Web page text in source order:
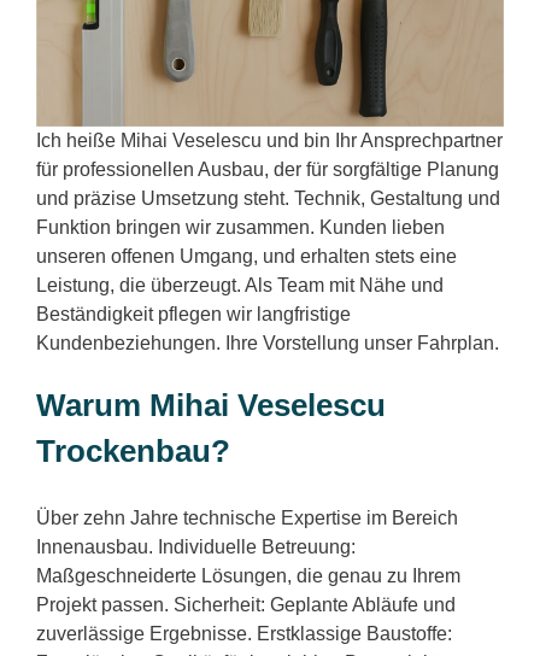
Ich heiße Mihai Veselescu und bin Ihr Ansprechpartner
für professionellen Ausbau, der für sorgfältige Planung
und präzise Umsetzung steht. Technik, Gestaltung und
Funktion bringen wir zusammen. Kunden lieben
unseren offenen Umgang, und erhalten stets eine
Leistung, die überzeugt. Als Team mit Nähe und
Beständigkeit pflegen wir langfristige
Kundenbeziehungen. Ihre Vorstellung unser Fahrplan.
Warum Mihai Veselescu
Trockenbau?
Über zehn Jahre technische Expertise im Bereich
Innenausbau. Individuelle Betreuung:
Maßgeschneiderte Lösungen, die genau zu Ihrem
Projekt passen. Sicherheit: Geplante Abläufe und
zuverlässige Ergebnisse. Erstklassige Baustoffe: